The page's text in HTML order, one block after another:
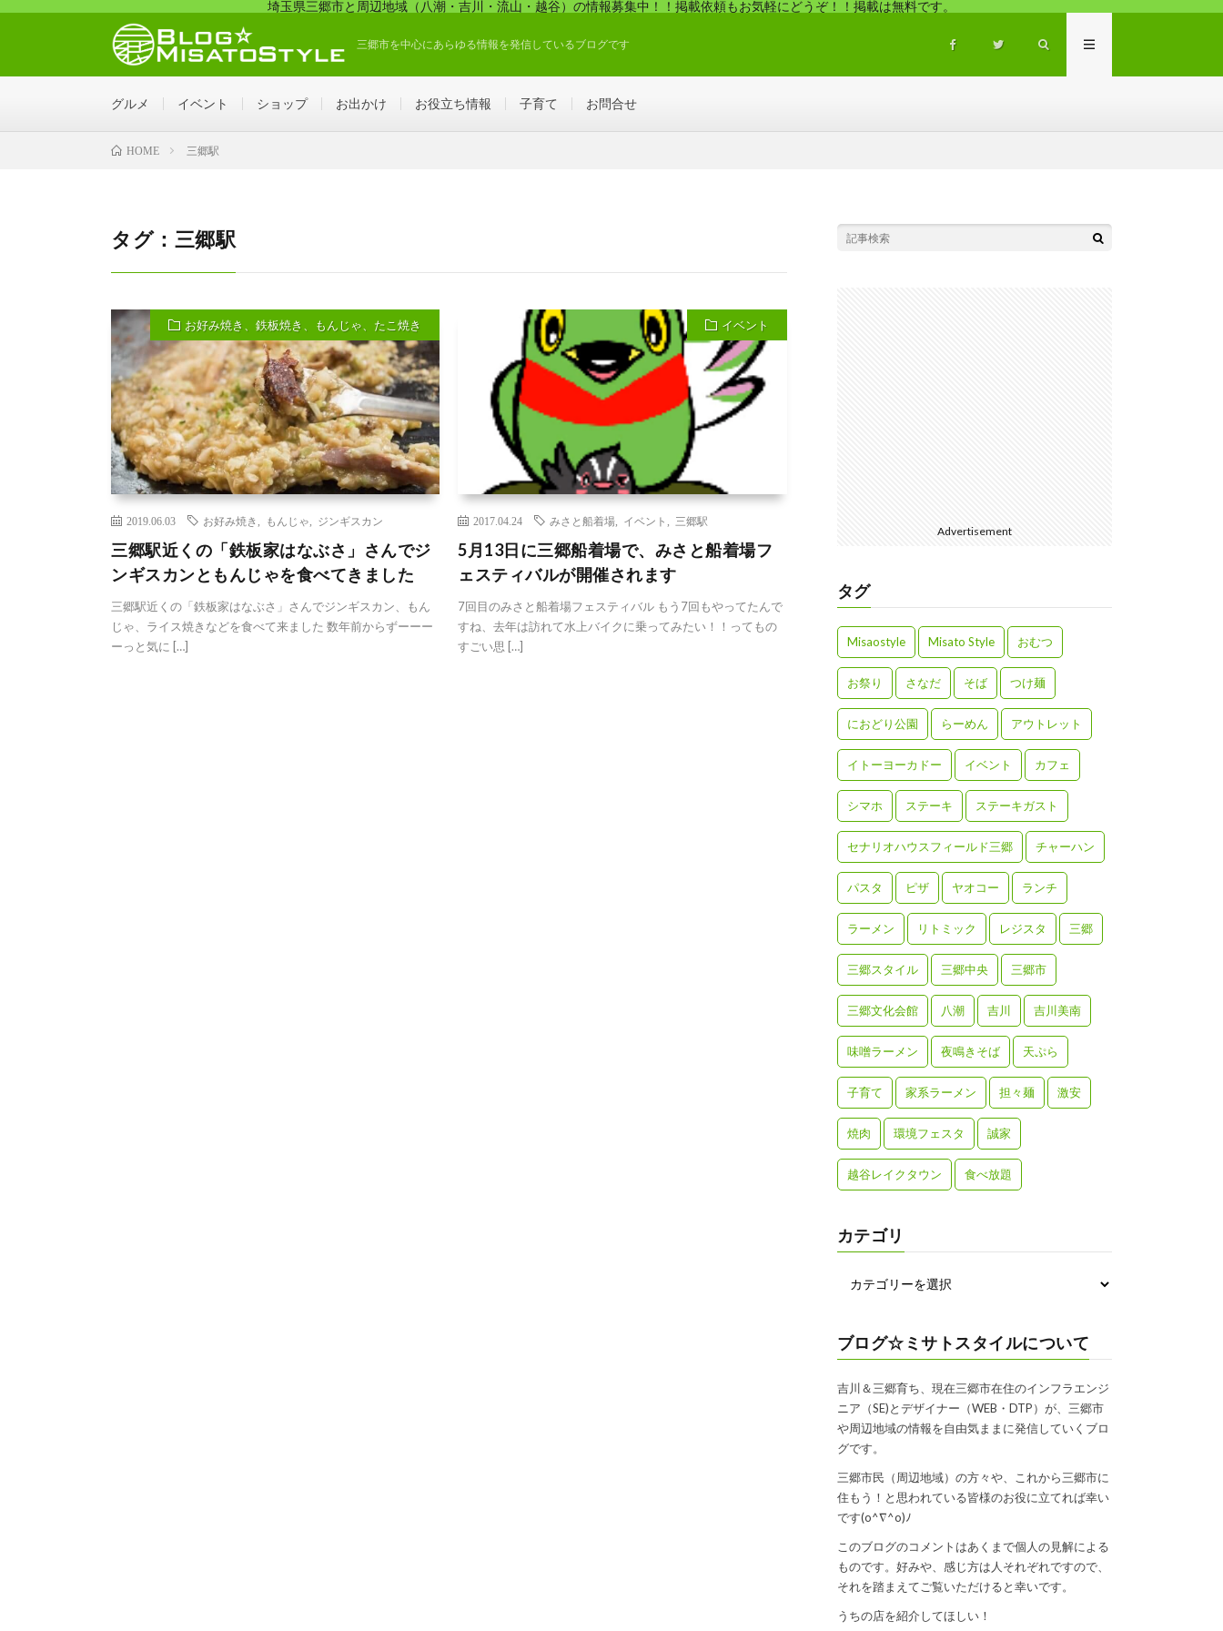
埼玉県三郷市と周辺地域（八潮・吉川・流山・越谷）の情報募集中！！掲載依頼もお気軽にどうぞ！！掲載は無料です。
三郷市を中心にあらゆる情報を発信しているブログです
グルメ イベント ショップ お出かけ お役立ち情報 子育て お問合せ
HOME 三郷駅
タグ：三郷駅
お好み焼き、鉄板焼き、もんじゃ、たこ焼き
2019.06.03 お好み焼き もんじゃ ジンギスカン
三郷駅近くの「鉄板家はなぶさ」さんでジ
ンギスカンともんじゃを食べてきました
三郷駅近くの「鉄板家はなぶさ」さんでジンギスカン、もん
じゃ、ライス焼きなどを食べて来ました 数年前からずーーー
ーっと気に […]
イベント
2017.04.24 みさと船着場 イベント 三郷駅
5月13日に三郷船着場で、みさと船着場フ
ェスティバルが開催されます
7回目のみさと船着場フェスティバル もう7回もやってたんで
すね、去年は訪れて水上バイクに乗ってみたい！！ってもの
すごい思 […]
Advertisement
タグ
Misaostyle Misato Style おむつ
お祭り さなだ そば つけ麺
におどり公園 らーめん アウトレット
イトーヨーカドー イベント カフェ
シマホ ステーキ ステーキガスト
セナリオハウスフィールド三郷 チャーハン
パスタ ピザ ヤオコー ランチ
ラーメン リトミック レジスタ 三郷
三郷スタイル 三郷中央 三郷市
三郷文化会館 八潮 吉川 吉川美南
味噌ラーメン 夜鳴きそば 天ぷら
子育て 家系ラーメン 担々麺 激安
焼肉 環境フェスタ 誠家
越谷レイクタウン 食べ放題
カテゴリ
ブログ☆ミサトスタイルについて
吉川＆三郷育ち、現在三郷市在住のインフラエンジ
ニア（SE)とデザイナー（WEB・DTP）が、三郷市
や周辺地域の情報を自由気ままに発信していくブロ
グです。
三郷市民（周辺地域）の方々や、これから三郷市に
住もう！と思われている皆様のお役に立てれば幸い
です(o^∇^o)ﾉ
このブログのコメントはあくまで個人の見解による
ものです。好みや、感じ方は人それぞれですので、
それを踏まえてご覧いただけると幸いです。
うちの店を紹介してほしい！